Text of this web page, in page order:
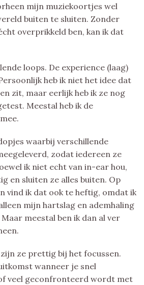
mijn muziekoortjes wel
buiten te sluiten. Zonder
overprikkeld ben, kan ik dat
loops. De experience (laag)
heb ik niet het idee dat
zit, maar eerlijk heb ik ze nog
Meestal heb ik de
waarbij verschillende
zodat iedereen ze
ik niet echt van in-ear hou,
en sluiten ze alles buiten. Op
vind ik dat ook te heftig, omdat ik
mijn hartslag en ademhaling
meestal ben ik dan al ver
ze prettig bij het focussen.
wanneer je snel
veel geconfronteerd wordt met